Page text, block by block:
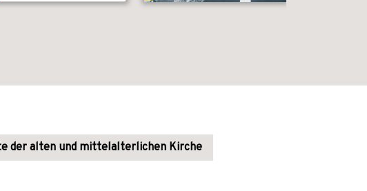
der alten und mittelalterlichen Kirche